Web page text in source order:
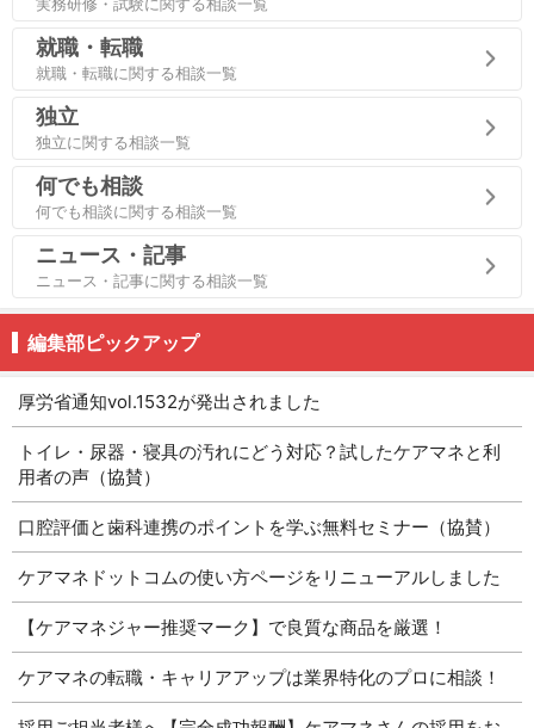
就職・転職
就職・転職に関する相談一覧
独立
独立に関する相談一覧
何でも相談
何でも相談に関する相談一覧
ニュース・記事
ニュース・記事に関する相談一覧
編集部ピックアップ
厚労省通知vol.1532が発出されました
トイレ・尿器・寝具の汚れにどう対応？試したケアマネと利
用者の声（協賛）
口腔評価と歯科連携のポイントを学ぶ無料セミナー（協賛）
ケアマネドットコムの使い方ページをリニューアルしました
【ケアマネジャー推奨マーク】で良質な商品を厳選！
ケアマネの転職・キャリアアップは業界特化のプロに相談！